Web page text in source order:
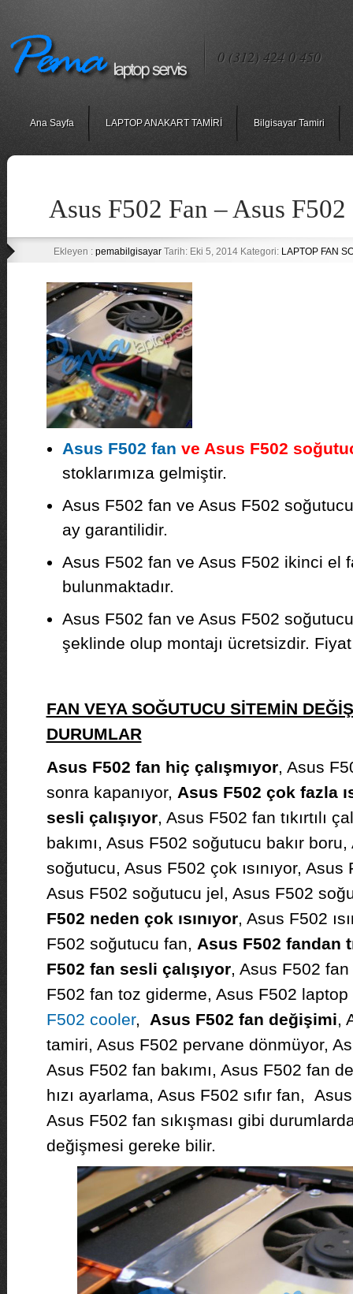
0 (312) 424 0 450
Ana Sayfa LAPTOP ANAKART TAMİRİ Bilgisayar Tamiri
Asus F502 Fan – Asus
Ekleyen : pemabilgisayarTarih: Eki 5, 2014 Kategori: LAPTOP FAN
Asus F502 fan ve Asus F502
stoklarımıza gelmiştir.
Asus F502 fan ve Asus F502
ay garantilidir.
Asus F502 fan ve Asus F502 ikinci el
bulunmaktadır.
Asus F502 fan ve Asus F502
şeklinde olup montajı ücretsizdir.
FAN VEYA SOĞUTUCU SİTEMİN
DURUMLAR
Asus F502 fan hiç çalışmıyor, Asus
sonra kapanıyor, Asus F502 çok fazla
sesli çalışıyor, Asus F502 fan tıkırtılı
bakımı, Asus F502 soğutucu bakır
soğutucu, Asus F502 çok ısınıyor,
Asus F502 soğutucu jel, Asus F502
F502 neden çok ısınıyor, Asus F502
F502 soğutucu fan, Asus F502 fandan
F502 fan sesli çalışıyor, Asus F502 fan
F502 fan toz giderme, Asus F502
F502 cooler, Asus F502 fan değişimi,
tamiri, Asus F502 pervane dönmüyor,
Asus F502 fan bakımı, Asus F502 fan
hızı ayarlama, Asus F502 sıfır fan,
Asus F502 fan sıkışması gibi
değişmesi gereke bilir.